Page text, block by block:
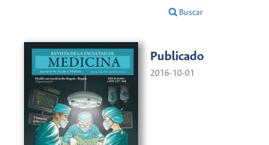
Buscar
Publicado
2016-10-01